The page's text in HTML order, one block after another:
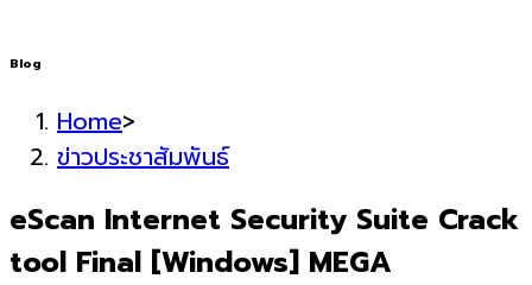
Blog
Home>
ข่าวประชาสัมพันธ์
eScan Internet Security Suite Crack
tool Final [Windows] MEGA